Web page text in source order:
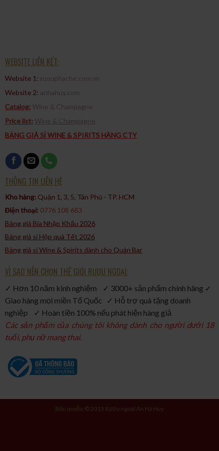
WEBSITE LIÊN KẾT:
Website 1: ruouphache.com.vn
Website 2: anhahuy.com
Catalog: Wine & Champagne
Price list: Wine & Champagne
BẢNG GIÁ SỈ WINE & SPIRITS HÀNG CTY
THÔNG TIN LIÊN HỆ
Kho hàng: Quận 1, 3, 5, Tân Phú - TP. HCM​
Điện thoại: 0776 108 683
Bảng giá Bia Nhập Khẩu 2026
Bảng giá sỉ Hộp quà Tết 2026
Bảng giá sỉ Wine & Spirits dành cho Quán Bar
VÌ SAO NÊN CHỌN THẾ GIỚI RƯỢU NGOẠI:
✓ Hơn 10 năm kinh nghiệm ✓ 3000+ sản phẩm chính hãng ✓
Giao hàng mọi miền Tổ Quốc ✓ Hỗ trợ quà tặng doanh
nghiệp ✓ Hoàn tiền 100% nếu phát hiện hàng giả
Các sản phẩm của chúng tôi không dành cho người dưới 18
tuổi, phụ nữ mang thai.
Bản quyền © 2015 Rượu ngoại An Hà Huy